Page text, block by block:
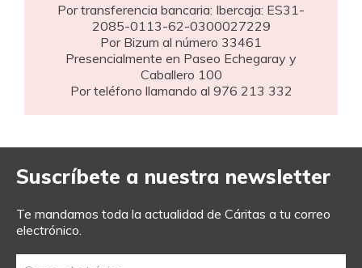
Por transferencia bancaria: Ibercaja: ES31-
2085-0113-62-0300027229
Por Bizum al número 33461
Presencialmente en Paseo Echegaray y
Caballero 100
Por teléfono llamando al 976 213 332
Suscríbete a nuestra newsletter
Te mandamos toda la actualidad de Cáritas a tu correo
electrónico.